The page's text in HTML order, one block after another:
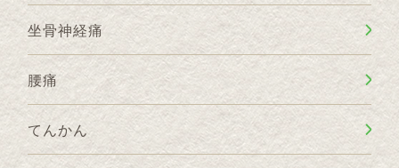
坐骨神経痛
腰痛
てんかん